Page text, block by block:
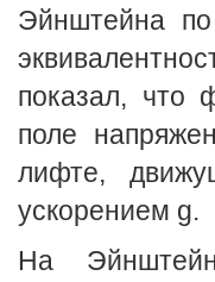
Эйнштейна
показал, что
поле
лифте,
ускорением g.
На